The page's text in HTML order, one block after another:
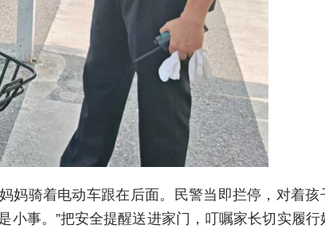
妈骑着电动车跟在后面。民警当即拦停，对着孩
小事。”把安全提醒送进家门，叮嘱家长切实履行